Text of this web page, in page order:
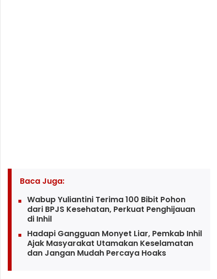
Baca Juga:
Wabup Yuliantini Terima 100 Bibit Pohon
dari BPJS Kesehatan, Perkuat Penghijauan
di Inhil
Hadapi Gangguan Monyet Liar, Pemkab Inhil
Ajak Masyarakat Utamakan Keselamatan
dan Jangan Mudah Percaya Hoaks